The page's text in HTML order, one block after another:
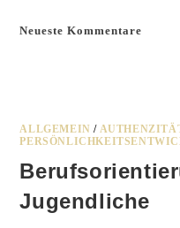
Neueste Kommentare
ALLGEMEIN /
Jugendliche